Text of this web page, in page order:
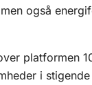
også
platformen
i